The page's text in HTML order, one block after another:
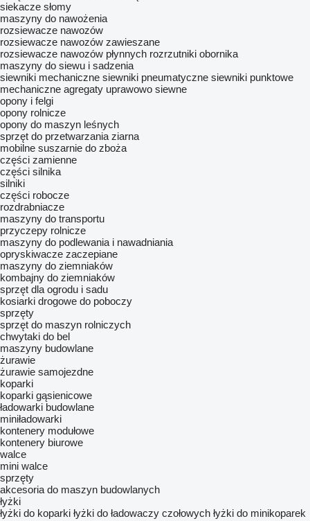
siekacze słomy
maszyny do nawożenia
rozsiewacze nawozów
rozsiewacze nawozów zawieszane
rozsiewacze nawozów płynnych rozrzutniki obornika
maszyny do siewu i sadzenia
siewniki mechaniczne siewniki pneumatyczne siewniki punktowe
mechaniczne agregaty uprawowo siewne
opony i felgi
opony rolnicze
opony do maszyn leśnych
sprzęt do przetwarzania ziarna
mobilne suszarnie do zboża
części zamienne
części silnika
silniki
części robocze
rozdrabniacze
maszyny do transportu
przyczepy rolnicze
maszyny do podlewania i nawadniania
opryskiwacze zaczepiane
maszyny do ziemniaków
kombajny do ziemniaków
sprzęt dla ogrodu i sadu
kosiarki drogowe do poboczy
sprzęty
sprzęt do maszyn rolniczych
chwytaki do bel
maszyny budowlane
żurawie
żurawie samojezdne
koparki
koparki gąsienicowe
ładowarki budowlane
miniładowarki
kontenery modułowe
kontenery biurowe
walce
mini walce
sprzęty
akcesoria do maszyn budowlanych
łyżki
łyżki do koparki łyżki do ładowaczy czołowych łyżki do minikoparek